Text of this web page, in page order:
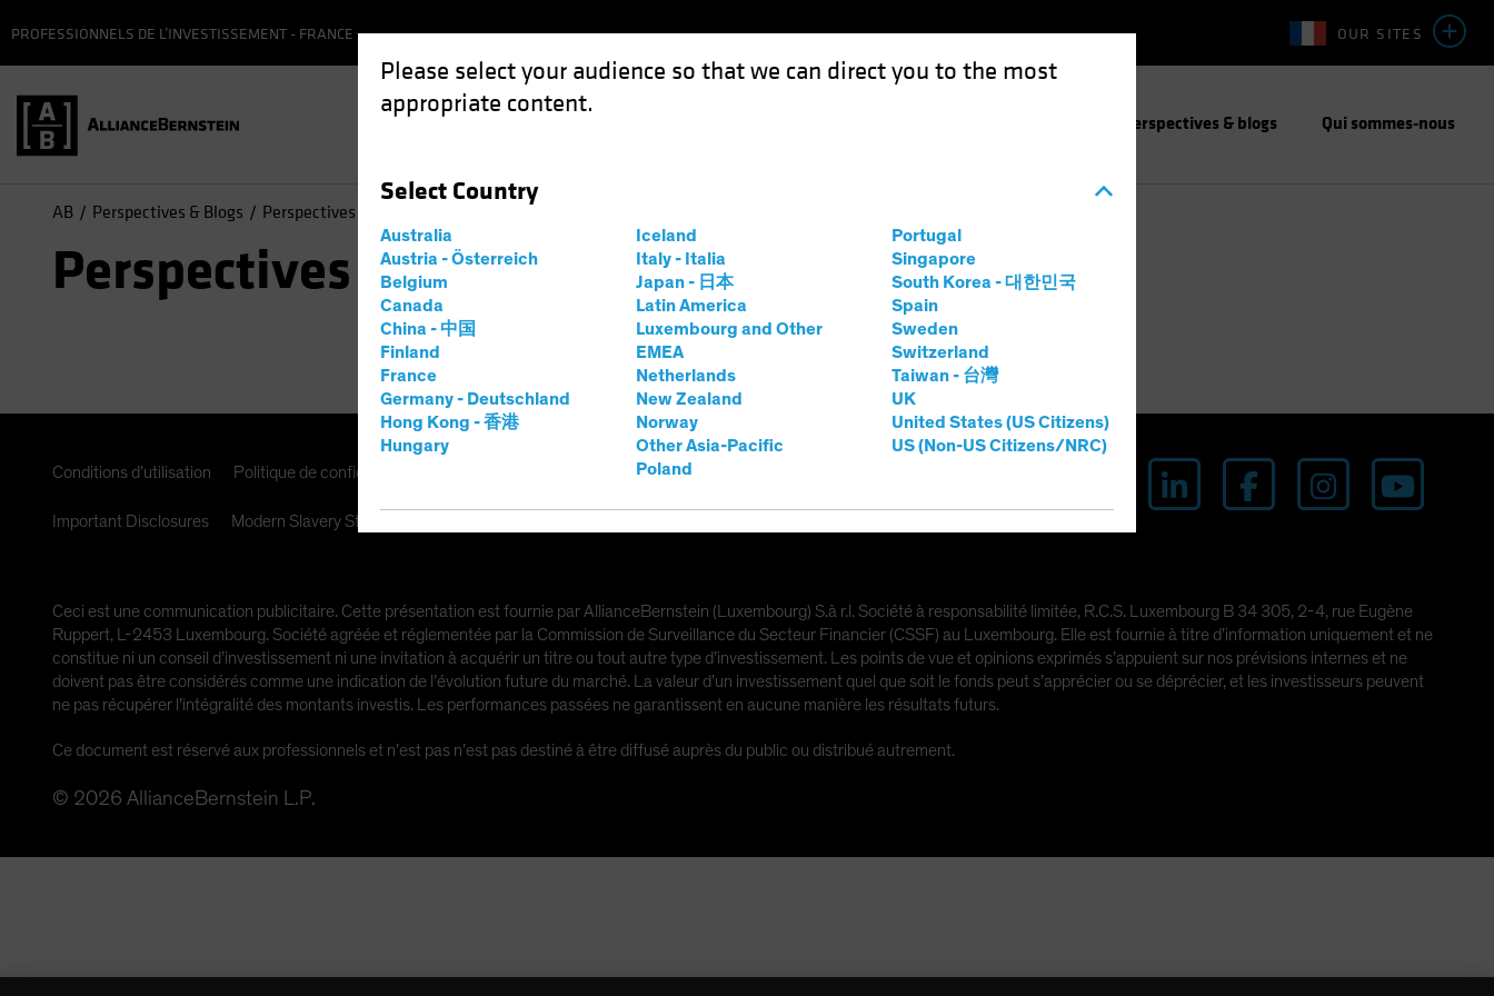
Please select your audience so that we can direct you to the most
appropriate content.
Select Country
Australia
Austria - Österreich
Belgium
Canada
China - 中国
Finland
France
Germany - Deutschland
Hong Kong - 香港
Hungary
Iceland
Italy - Italia
Japan - 日本
Latin America
Luxembourg and Other
EMEA
Netherlands
New Zealand
Norway
Other Asia-Pacific
Poland
Portugal
Singapore
South Korea - 대한민국
Spain
Sweden
Switzerland
Taiwan - 台灣
UK
United States (US Citizens)
US (Non-US Citizens/NRC)
OUR SITES
PROFESSIONNELS DE L’INVESTISSEMENT - FRANCE
Fonds Perspectives & blogs Qui sommes-nous
AB Perspectives & Blogs Perspectives économiques
Perspectives économiques
Conditions d’utilisation Politique de confidentialité Management Company
Important Disclosures Modern Slavery Statement
Ceci est une communication publicitaire. Cette présentation est fournie par AllianceBernstein (Luxembourg) S.à r.l. Société à responsabilité limitée, R.C.S. Luxembourg B 34 305, 2-4, rue Eugène
Ruppert, L-2453 Luxembourg. Société agréée et réglementée par la Commission de Surveillance du Secteur Financier (CSSF) au Luxembourg. Elle est fournie à titre d’information uniquement et ne
constitue ni un conseil d’investissement ni une invitation à acquérir un titre ou tout autre type d’investissement. Les points de vue et opinions exprimés s’appuient sur nos prévisions internes et ne
doivent pas être considérés comme une indication de l’évolution future du marché. La valeur d’un investissement quel que soit le fonds peut s’apprécier ou se déprécier, et les investisseurs peuvent
ne pas récupérer l’intégralité des montants investis. Les performances passées ne garantissent en aucune manière les résultats futurs.
Ce document est réservé aux professionnels et n’est pas n’est pas destiné à être diffusé auprès du public ou distribué autrement.
© 2026 AllianceBernstein L.P.